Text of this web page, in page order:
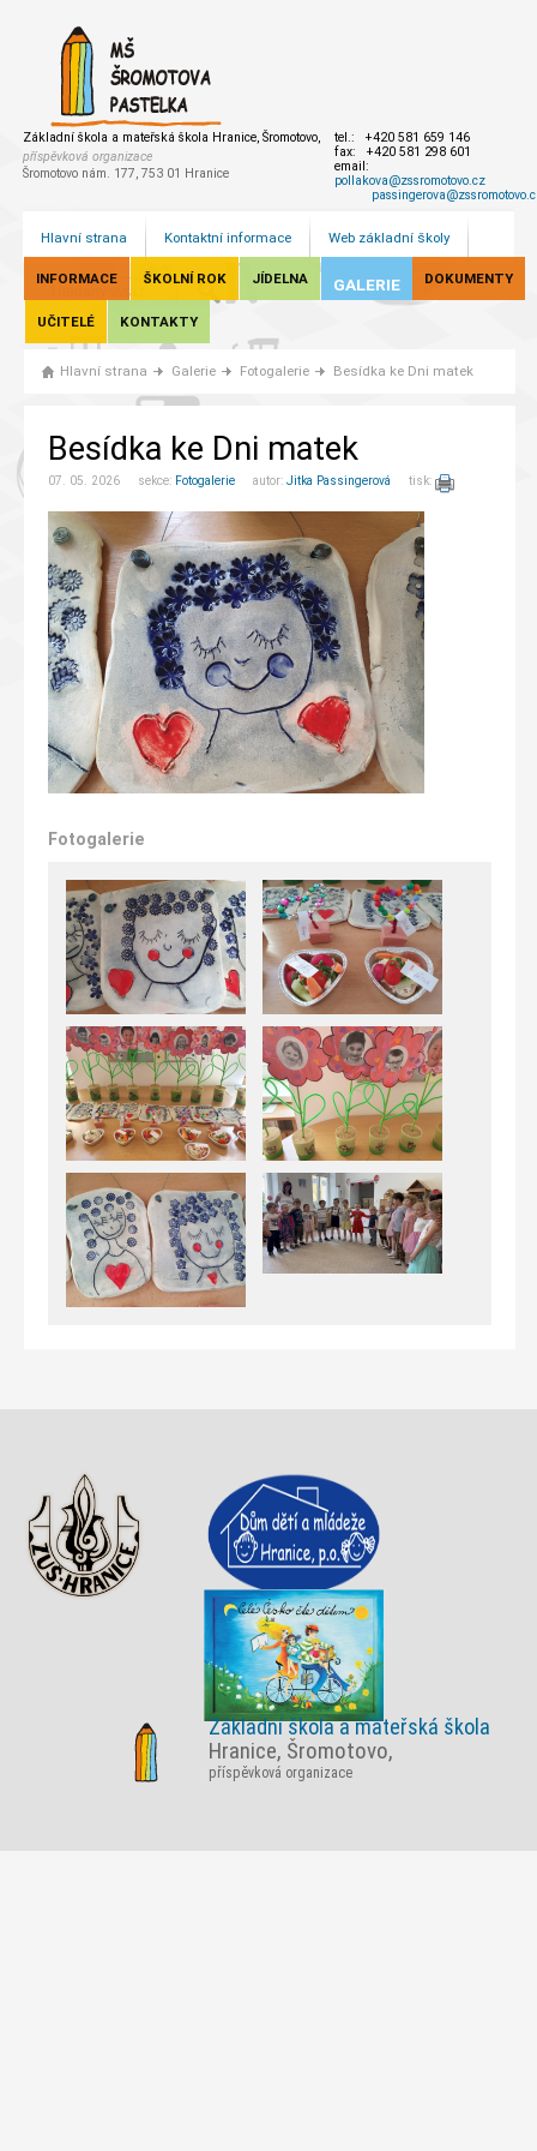
Základní škola a mateřská škola Hranice, Šromotovo,
příspěvková organizace
Šromotovo nám. 177, 753 01 Hranice
tel.: +420 581 659 146
fax: +420 581 298 601
email:
pollakova@zssromotovo.cz
Hlavní strana Kontaktní informace Web základní školy
INFORMACE ŠKOLNÍ ROK JÍDELNA GALERIE DOKUMENTY
UČITELÉ KONTAKTY
Hlavní strana Galerie Fotogalerie Besídka ke Dni matek
Besídka ke Dni matek
07. 05. 2026 sekce: Fotogalerie autor: Jitka Passingerová tisk:
Fotogalerie
Základní škola a mateřská škola
Hranice, Šromotovo,
příspěvková organizace